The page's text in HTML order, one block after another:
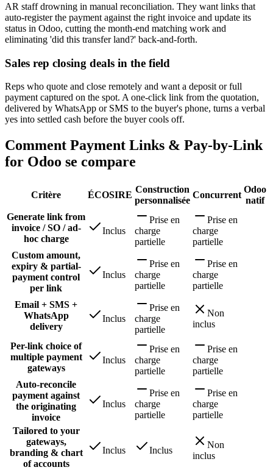
AR staff drowning in manual reconciliation. They want links that
auto-register the payment against the right invoice and update its
status in Odoo, cutting the month-end matching work and
eliminating 'did this transfer land?' back-and-forth.
Sales rep closing deals in the field
Reps who quote and close remotely and want a deposit or full
payment captured on the spot. A one-click link from the quotation,
delivered by WhatsApp or SMS to the buyer's phone, turns a verbal
yes into settled cash before the buyer cools off.
Comment Payment Links & Pay-by-Link
for Odoo se compare
Critère ÉCOSIRE
Construction
personnalisée
Concurrent
Odoo
natif
Generate link from
invoice / SO / ad-
hoc charge
Inclus
Prise en
charge
partielle
Prise en
charge
partielle
Custom amount,
expiry & partial-
payment control
per link
Inclus
Prise en
charge
partielle
Prise en
charge
partielle
Email + SMS +
WhatsApp
delivery
Inclus
Prise en
charge
partielle
Non
inclus
Per-link choice of
multiple payment
gateways
Inclus
Prise en
charge
partielle
Prise en
charge
partielle
Auto-reconcile
payment against
the originating
invoice
Inclus
Prise en
charge
partielle
Prise en
charge
partielle
Tailored to your
gateways,
branding & chart
of accounts
Inclus Inclus
Non
inclus